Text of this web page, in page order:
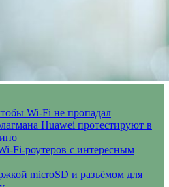
Wi-Fi не пропадал
Huawei протестируют в
Fi-роутеров с интересным
microSD и разъёмом для